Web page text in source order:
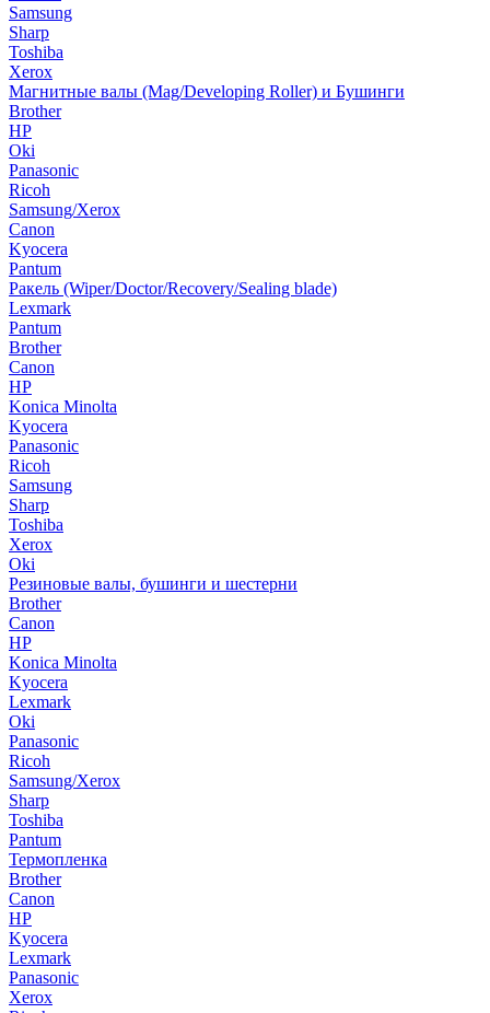
Samsung
Sharp
Toshiba
Xerox
Магнитные валы (Mag/Developing Roller) и Бушинги
Brother
HP
Oki
Panasonic
Ricoh
Samsung/Xerox
Canon
Kyocera
Pantum
Ракель (Wiper/Doctor/Recovery/Sealing blade)
Lexmark
Pantum
Brother
Canon
HP
Konica Minolta
Kyocera
Panasonic
Ricoh
Samsung
Sharp
Toshiba
Xerox
Oki
Резиновые валы, бушинги и шестерни
Brother
Canon
HP
Konica Minolta
Kyocera
Lexmark
Oki
Panasonic
Ricoh
Samsung/Xerox
Sharp
Toshiba
Pantum
Термопленка
Brother
Canon
HP
Kyocera
Lexmark
Panasonic
Xerox